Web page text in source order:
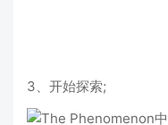
3、开始探索;